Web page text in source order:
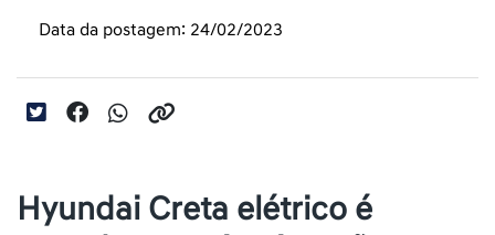
Data da postagem: 24/02/2023
Hyundai Creta elétrico é